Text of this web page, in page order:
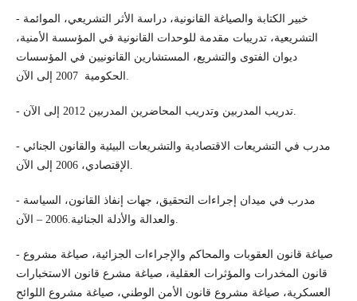
- خبير الكتابة والصياغة القانونية، دراسة الأثر التشريعي، الموائمة
التشريعية، تدريبات مقدمة للوحدات القانونية في المؤسسة الأمنية،
ديوان الفتوى والتشريع، المستشارين القانونيين في المؤسسات
الحكومية 2007 إلى الآن.
- تدريب المدربين وتدريب المحاضرين المدربين 2012 إلى الآن.
- مدرب في التشريعات الاقتصادية والتشريعات البيئية والقانون الجنائي
الإقتصادي، 2006 إلى الآن.
- مدرب في ميدان إجراءات التحقيق، جهات إنفاذ القانون، السياسة
والعدالة والأدلة الجنائية.2006 – الآن.
- صياغة قانون العقوبات والمحاكم والإجراءات الجزائية، صياغة مشروع
قانون المخدرات والمؤثرات العقلية، صياغة مشرع قانون الاستخبارات
العسكرية، صياغة مشروع قانون الأمن الوطني، صياغة مشروع اللوائح